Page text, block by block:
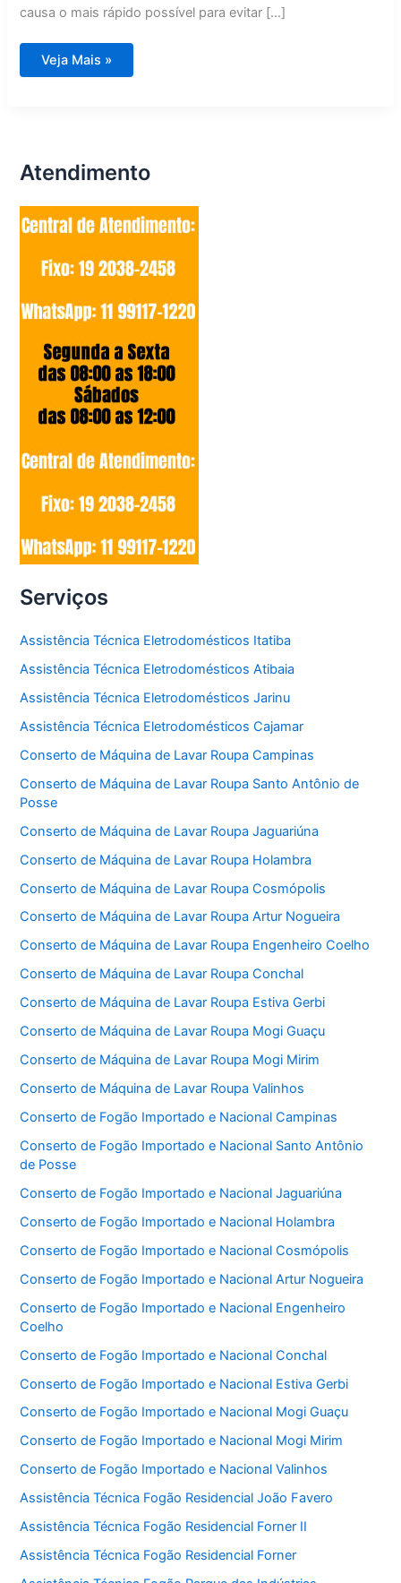
causa o mais rápido possível para evitar […]
Conserto
de
Veja Mais »
Atendimento
Serviços
Assistência Técnica Eletrodomésticos Itatiba
Assistência Técnica Eletrodomésticos Atibaia
Assistência Técnica Eletrodomésticos Jarinu
Assistência Técnica Eletrodomésticos Cajamar
Conserto de Máquina de Lavar Roupa Campinas
Conserto de Máquina de Lavar Roupa Santo Antônio de
Posse
Conserto de Máquina de Lavar Roupa Jaguariúna
Conserto de Máquina de Lavar Roupa Holambra
Conserto de Máquina de Lavar Roupa Cosmópolis
Conserto de Máquina de Lavar Roupa Artur Nogueira
Conserto de Máquina de Lavar Roupa Engenheiro Coelho
Conserto de Máquina de Lavar Roupa Conchal
Conserto de Máquina de Lavar Roupa Estiva Gerbi
Conserto de Máquina de Lavar Roupa Mogi Guaçu
Conserto de Máquina de Lavar Roupa Mogi Mirim
Conserto de Máquina de Lavar Roupa Valinhos
Conserto de Fogão Importado e Nacional Campinas
Conserto de Fogão Importado e Nacional Santo Antônio
de Posse
Conserto de Fogão Importado e Nacional Jaguariúna
Conserto de Fogão Importado e Nacional Holambra
Conserto de Fogão Importado e Nacional Cosmópolis
Conserto de Fogão Importado e Nacional Artur Nogueira
Conserto de Fogão Importado e Nacional Engenheiro
Coelho
Conserto de Fogão Importado e Nacional Conchal
Conserto de Fogão Importado e Nacional Estiva Gerbi
Conserto de Fogão Importado e Nacional Mogi Guaçu
Conserto de Fogão Importado e Nacional Mogi Mirim
Conserto de Fogão Importado e Nacional Valinhos
Assistência Técnica Fogão Residencial João Favero
Assistência Técnica Fogão Residencial Forner II
Assistência Técnica Fogão Residencial Forner